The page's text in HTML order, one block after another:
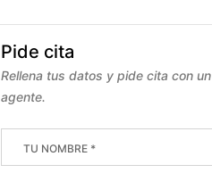
Pide cita
Rellena tus datos y pide cita con un
agente.